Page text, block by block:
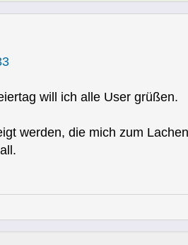
will ich alle User grüßen.
werden, die mich zum